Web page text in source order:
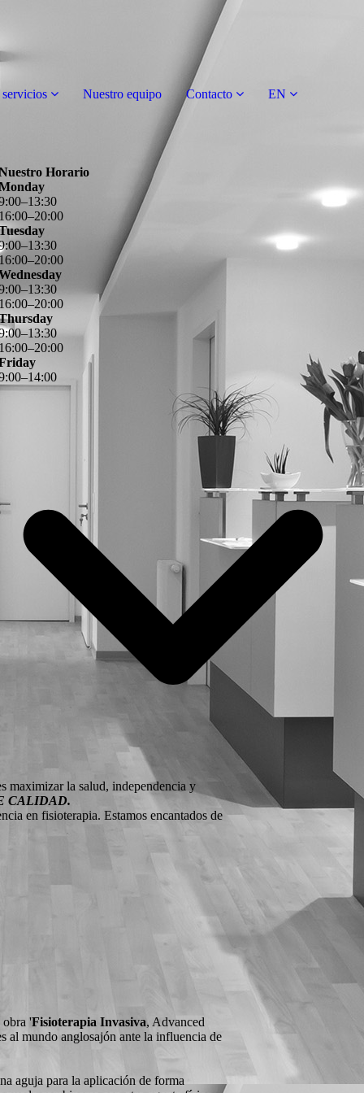
Nuestro equipo Contacto EN
Horario
:00–13:30
16:00–20:00
:00–13:30
:00–20:00
:00–13:30
16:00–20:00
:00–13:30
16:00–20:00
:00–14:00
Hablamos los
Add new entry to guestbook
online con asnef
Sharon
Los llamados mini préstamos son una fórmula rápida de
que permite a cualquier persona disponer de dinero al
maximizar la salud, independencia y
CALIDAD.
en fisioterapia. Estamos encantados de
obra 'Fisioterapia Invasiva, Advanced
al mundo anglosajón ante la influencia de
aguja para la aplicación de forma